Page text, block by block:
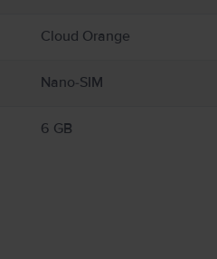
Cloud Orange
Nano-SIM
6 GB